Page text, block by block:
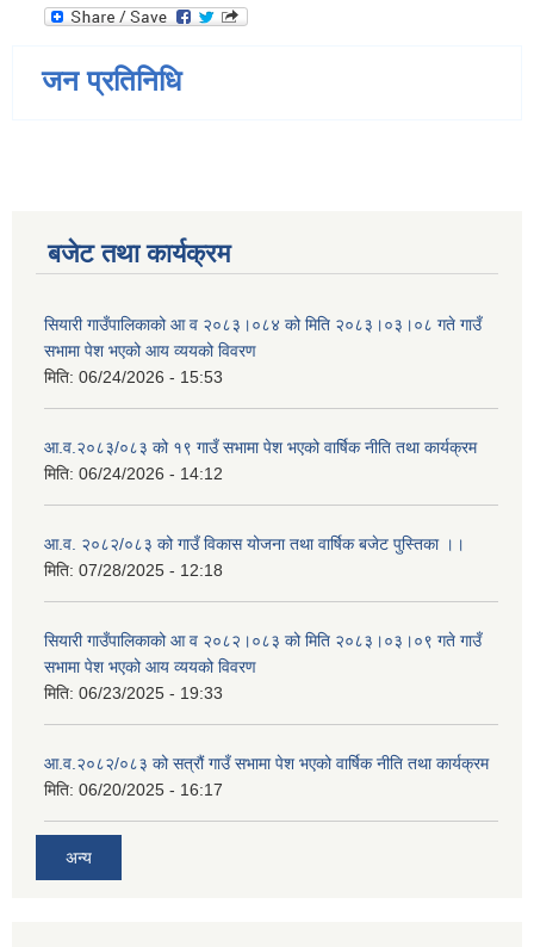
जन प्रतिनिधि
बजेट तथा कार्यक्रम
सियारी गाउँपालिकाको आ व २०८३।०८४ को मिति २०८३।०३।०८ गते गाउँ
सभामा पेश भएको आय व्ययको विवरण
मिति: 06/24/2026 - 15:53
आ.व.२०८३/०८३ को १९ गाउँ सभामा पेश भएको वार्षिक नीति तथा कार्यक्रम
मिति: 06/24/2026 - 14:12
आ.व. २०८२/०८३ को गाउँ विकास योजना तथा वार्षिक बजेट पुस्तिका ।।
मिति: 07/28/2025 - 12:18
सियारी गाउँपालिकाको आ व २०८२।०८३ को मिति २०८३।०३।०९ गते गाउँ
सभामा पेश भएको आय व्ययको विवरण
मिति: 06/23/2025 - 19:33
आ.व.२०८२/०८३ को सत्रौं गाउँ सभामा पेश भएको वार्षिक नीति तथा कार्यक्रम
मिति: 06/20/2025 - 16:17
अन्य